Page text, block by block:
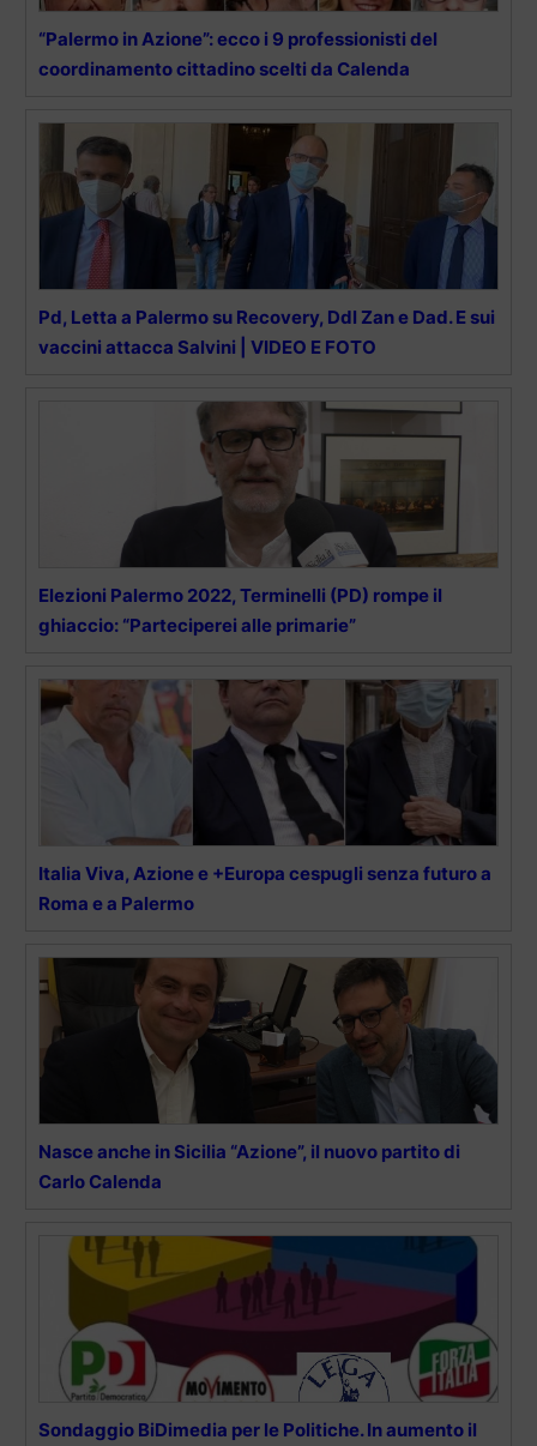
“Palermo in Azione”: ecco i 9 professionisti del
coordinamento cittadino scelti da Calenda
Pd, Letta a Palermo su Recovery, Ddl Zan e Dad. E sui
vaccini attacca Salvini | VIDEO E FOTO
Elezioni Palermo 2022, Terminelli (PD) rompe il
ghiaccio: “Parteciperei alle primarie”
Italia Viva, Azione e +Europa cespugli senza futuro a
Roma e a Palermo
Nasce anche in Sicilia “Azione”, il nuovo partito di
Carlo Calenda
Sondaggio BiDimedia per le Politiche. In aumento il